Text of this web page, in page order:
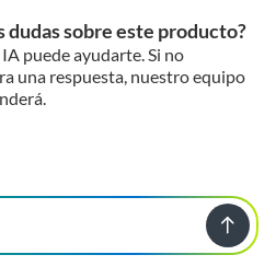
dudas sobre este producto?
puede ayudarte. Si no
una respuesta, nuestro equipo